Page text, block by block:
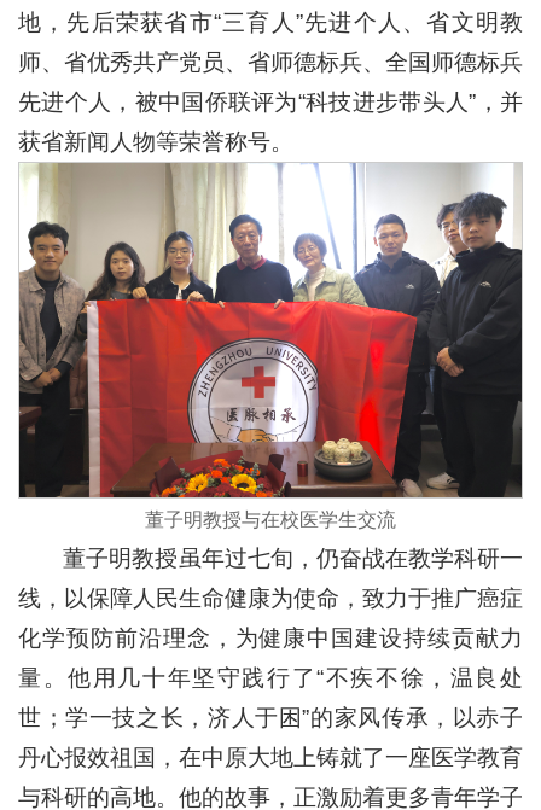
地，先后荣获省市“三育人”先进个人、省文明教
师、省优秀共产党员、省师德标兵、全国师德标兵
先进个人，被中国侨联评为“科技进步带头人”，并
获省新闻人物等荣誉称号。
董子明教授与在校医学生交流
董子明教授虽年过七旬，仍奋战在教学科研一
线，以保障人民生命健康为使命，致力于推广癌症
化学预防前沿理念，为健康中国建设持续贡献力
量。他用几十年坚守践行了“不疾不徐，温良处
世；学一技之长，济人于困”的家风传承，以赤子
丹心报效祖国，在中原大地上铸就了一座医学教育
与科研的高地。他的故事，正激励着更多青年学子